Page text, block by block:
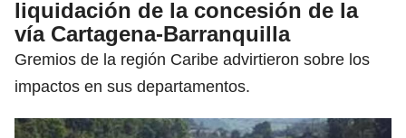
liquidación de la concesión de la
vía Cartagena-Barranquilla
Gremios de la región Caribe advirtieron sobre los
impactos en sus departamentos.